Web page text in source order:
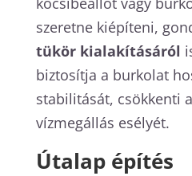
szeretne kiépíteni,
tükör kialakításáról
biztosítja a burkolat
stabilitását, csökkenti
vízmegállás esélyét.
Útalap építés